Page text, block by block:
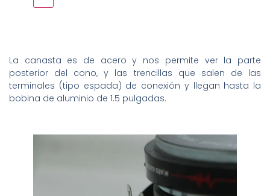
La canasta es de acero y nos permite ver la parte
posterior del cono, y las trencillas que salen de las
terminales (tipo espada) de conexión y llegan hasta la
bobina de aluminio de 1.5 pulgadas.